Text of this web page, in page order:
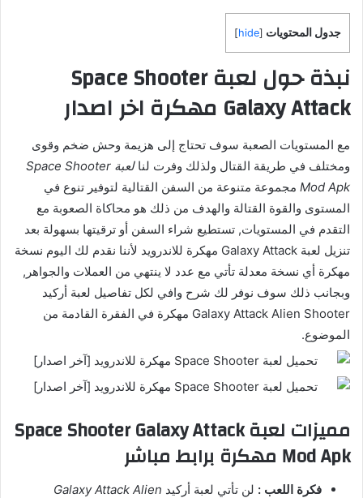
جدول المحتويات [
hide
]
نبذة حول لعبة Space Shooter
Galaxy Attack مهكرة اخر اصدار
مع المستويات الصعبة سوف تحتاج إلى هزيمة وحش ضخم وقوى
ومختلف في طريقة القتال ولذلك وفرت لنا
لعبة Space Shooter
Mod Apk مجموعة متنوعة من السفن القتالية لتوفير تنوع في
المستوى والقوة القتالة والهدف من ذلك هو محاكاة الصعوبة مع
التقدم في المستويات, تستطيع شراء السفن أو ترقيتها بسهولة بعد
تنزيل لعبة Galaxy Attack مهكرة للاندرويد لأننا نقدم لك اليوم نسخة
مهكرة أي نسخة معدلة تأتي مع عدد لا ينتهي من العملات والجواهر,
وبجانب ذلك سوف نوفر لك شرح وافي لكل تفاصيل لعبة أركيد
Galaxy Attack Alien Shooter مهكرة في الفقرة القادمة من
الموضوع.
مميزات لعبة Space Shooter Galaxy Attack
Mod Apk مهكرة برابط مباشر
فكرة اللعب : لن تأتي لعبة أركيد Galaxy Attack Alien